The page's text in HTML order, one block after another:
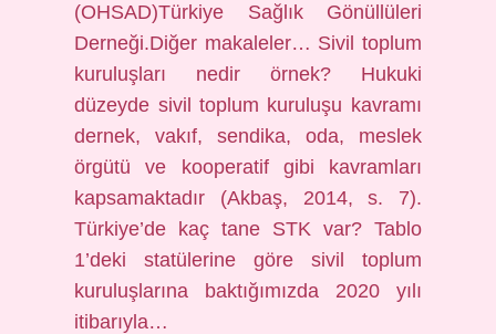
(OHSAD)Türkiye Sağlık Gönüllüleri
Derneği.Diğer makaleler… Sivil toplum
kuruluşları nedir örnek? Hukuki
düzeyde sivil toplum kuruluşu kavramı
dernek, vakıf, sendika, oda, meslek
örgütü ve kooperatif gibi kavramları
kapsamaktadır (Akbaş, 2014, s. 7).
Türkiye’de kaç tane STK var? Tablo
1’deki statülerine göre sivil toplum
kuruluşlarına baktığımızda 2020 yılı
itibarıyla…